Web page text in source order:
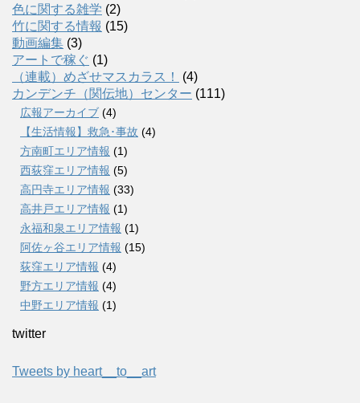
色に関する雑学 (2)
竹に関する情報 (15)
動画編集 (3)
アートで稼ぐ (1)
（連載）めざせマスカラス！
(4)
カンデンチ（関伝地）センター (111)
広報アーカイブ (4)
【生活情報】救急･事故 (4)
方南町エリア情報 (1)
西荻窪エリア情報 (5)
高円寺エリア情報 (33)
高井戸エリア情報 (1)
永福和泉エリア情報 (1)
阿佐ヶ谷エリア情報 (15)
荻窪エリア情報 (4)
野方エリア情報 (4)
中野エリア情報 (1)
twitter
Tweets by heart__to__art